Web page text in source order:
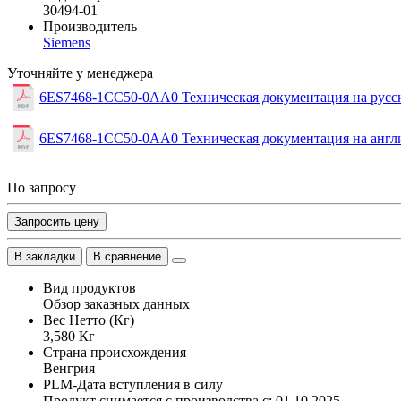
30494-01
Производитель
Siemens
Уточняйте у менеджера
6ES7468-1CC50-0AA0 Техническая документация на
6ES7468-1CC50-0AA0 Техническая документация на
По запросу
Запросить цену
В закладки В сравнение
Вид продуктов
Обзор заказных данных
Вес Нетто (Кг)
3,580 Кг
Страна происхождения
Венгрия
PLM-Дата вступления в силу